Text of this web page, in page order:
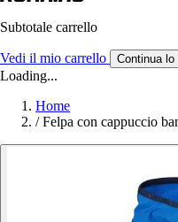
Subtotale carrello
Vedi il mio carrello Continua lo
Loading...
Home
/ Felpa con cappuccio